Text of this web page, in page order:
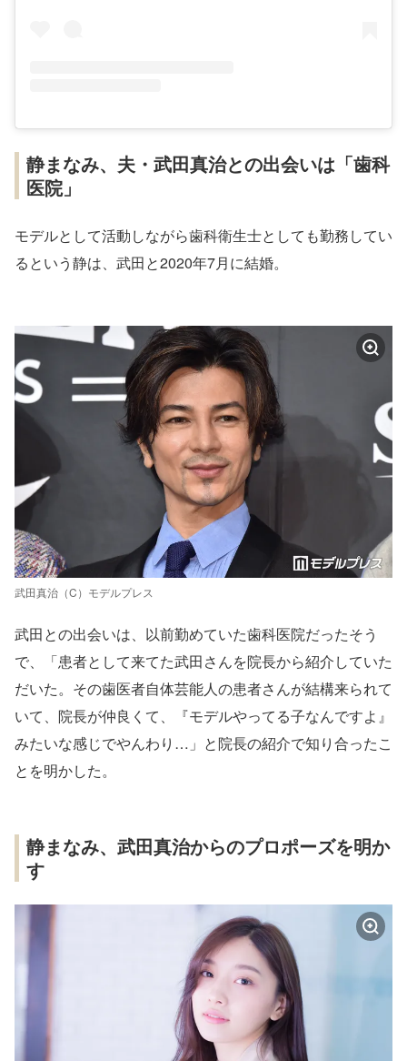
静まなみ、夫・武田真治との出会いは「歯科
医院」
モデルとして活動しながら歯科衛生士としても勤務してい
るという静は、武田と2020年7月に結婚。
武田真治（C）モデルプレス
武田との出会いは、以前勤めていた歯科医院だったそう
で、「患者として来てた武田さんを院長から紹介していた
だいた。その歯医者自体芸能人の患者さんが結構来られて
いて、院長が仲良くて、『モデルやってる子なんですよ』
みたいな感じでやんわり…」と院長の紹介で知り合ったこ
とを明かした。
静まなみ、武田真治からのプロポーズを明か
す